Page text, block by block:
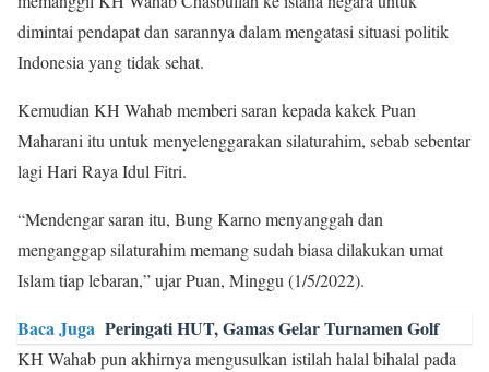
dimintai pendapat dan sarannya dalam mengatasi situasi politik
Indonesia yang tidak sehat.
Kemudian KH Wahab memberi saran kepada kakek Puan
Maharani itu untuk menyelenggarakan silaturahim, sebab sebentar
lagi Hari Raya Idul Fitri.
“Mendengar saran itu, Bung Karno menyanggah dan
menganggap silaturahim memang sudah biasa dilakukan umat
Islam tiap lebaran,” ujar Puan, Minggu (1/5/2022).
Baca Juga Peringati HUT, Gamas Gelar Turnamen Golf
KH Wahab pun akhirnya mengusulkan istilah halal bihalal pada